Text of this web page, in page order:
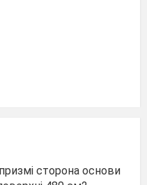
сторона основи